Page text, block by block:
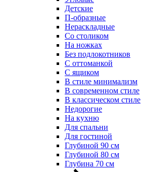
Детские
П-образные
Нераскладные
Со столиком
На ножках
Без подлокотников
С оттоманкой
С ящиком
В стиле минимализм
В современном стиле
В классическом стиле
Недорогие
На кухню
Для спальни
Для гостиной
Глубиной 90 см
Глубиной 80 см
Глубина 70 см